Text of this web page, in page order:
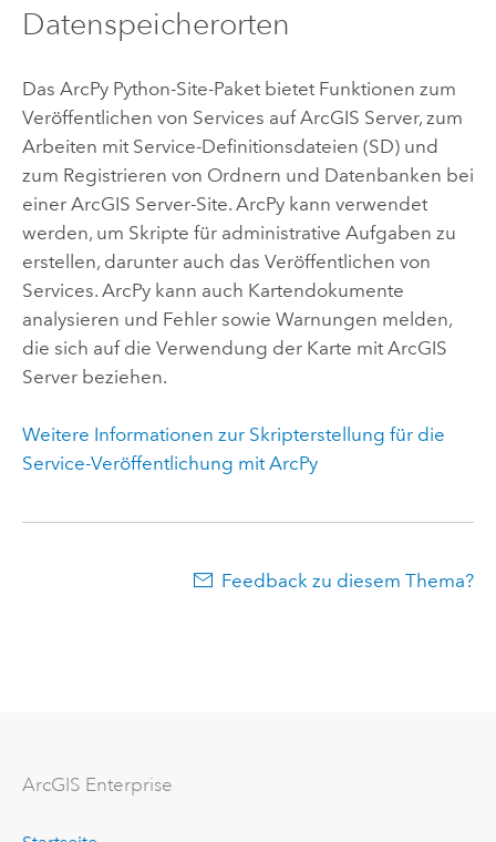
Datenspeicherorten
Das ArcPy Python-Site-Paket bietet Funktionen zum
Veröffentlichen von Services aufArcGIS Server, zum
Arbeiten mit Service-Definitionsdateien (SD) und
zum Registrieren von Ordnern und Datenbanken bei
einer ArcGIS Server-Site. ArcPy kann verwendet
werden, um Skripte für administrative Aufgaben zu
erstellen, darunter auch das Veröffentlichen von
Services. ArcPy kann auch Kartendokumente
analysieren und Fehler sowie Warnungen melden,
die sich auf die Verwendung der Karte mit ArcGIS
Serverbeziehen.
Weitere Informationen zur Skripterstellung für die
Service-Veröffentlichung mit ArcPy
Feedback zu diesem Thema?
ArcGIS Enterprise